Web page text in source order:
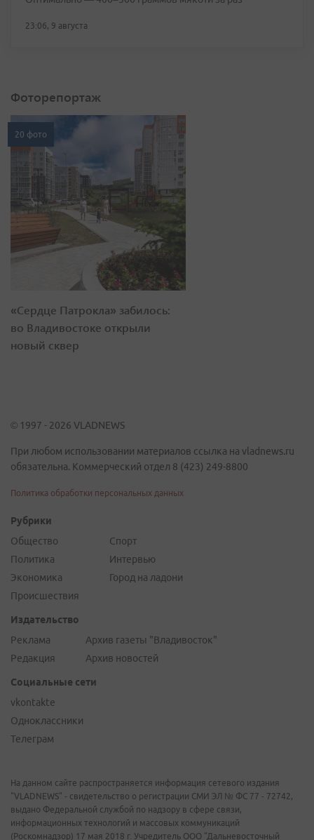
23:06, 9 августа
Фоторепортаж
20 фото
«Сердце Патрокла» забилось:
во Владивостоке открыли
новый сквер
© 1997 - 2026 VLADNEWS
При любом использовании материалов ссылка на vladnews.ru
обязательна. Коммерческий отдел 8 (423) 249-8800
Политика обработки персональных данных
Рубрики
Общество
Политика
Экономика
Происшествия
Спорт
Интервью
Город на ладони
Издательство
Реклама
Редакция
Архив газеты "Владивосток"
Архив новостей
Социальные сети
vkontakte
Одноклассники
Телеграм
На данном сайте распространяется информация сетевого издания
"VLADNEWS" - свидетельство о регистрации СМИ ЭЛ № ФС 77 - 72742,
выдано Федеральной службой по надзору в сфере связи,
информационных технологий и массовых коммуникаций
(Роскомнадзор) 17 мая 2018 г. Учредитель ООО "Дальневосточный